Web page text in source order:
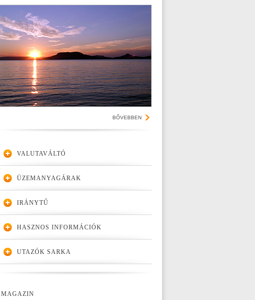
BŐVEBBEN
VALUTAVÁLTÓ
ÜZEMANYAGÁRAK
IRÁNYTŰ
HASZNOS INFORMÁCIÓK
UTAZÓK SARKA
MAGAZIN